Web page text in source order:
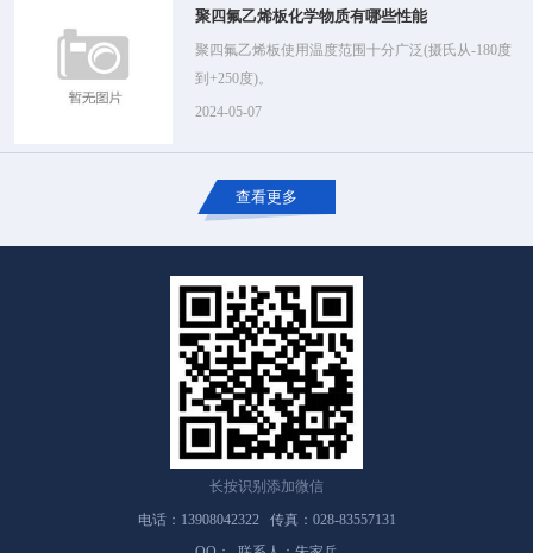
聚四氟乙烯板化学物质有哪些性能
聚四氟乙烯板使用温度范围十分广泛(摄氏从-180度
到+250度)。
2024-05-07
查看更多
长按识别添加微信
电话：13908042322 传真：028-83557131